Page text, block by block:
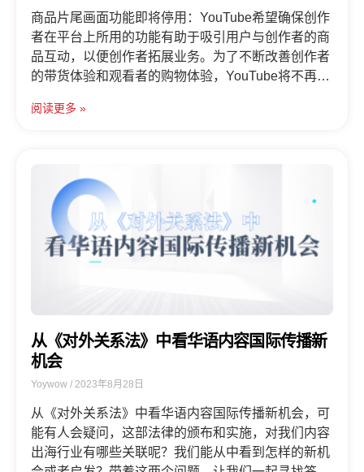
商品片尾画面功能即将停用：YouTube希望确保创作
者在平台上所用的功能有助于吸引用户与创作者的商
品互动，以便创作者拓展业务。为了不断改善创作者
的带货体验和观看者的购物体验，YouTube将不再支
互动，建议创作者能够展示商品价值的内容，并为所
阅读更多 »
从《对外关系法》中看华语内容国际传播新
机会
Yoywow 2023年8月28日
从《对外关系法》中看华语内容国际传播新机会，可
能有人会疑问，这部法律的颁布和实施，对我们内容
出海行业有哪些关联呢？我们能从中看到怎样的新机